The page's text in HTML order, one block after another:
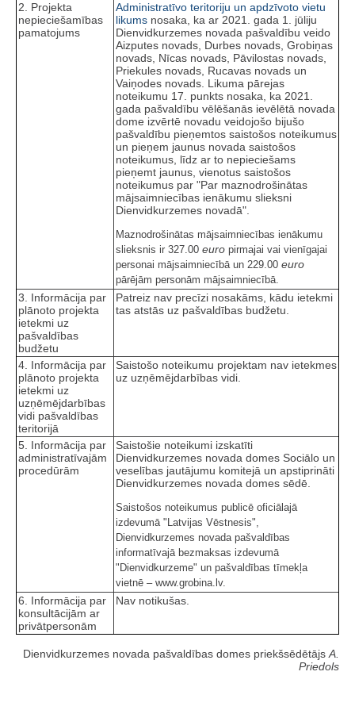
2. Projekta
nepieciešamības
pamatojums
Administratīvo teritoriju un apdzīvoto vietu
likums nosaka, ka ar 2021. gada 1. jūliju
Dienvidkurzemes novada pašvaldību veido
Aizputes novads, Durbes novads, Grobiņas
novads, Nīcas novads, Pāvilostas novads,
Priekules novads, Rucavas novads un
Vaiņodes novads. Likuma pārejas
noteikumu 17. punkts nosaka, ka 2021.
gada pašvaldību vēlēšanās ievēlētā novada
dome izvērtē novadu veidojošo bijušo
pašvaldību pieņemtos saistošos noteikumus
un pieņem jaunus novada saistošos
noteikumus, līdz ar to nepieciešams
pieņemt jaunus, vienotus saistošos
noteikumus par "Par maznodrošinātas
mājsaimniecības ienākumu slieksni
Dienvidkurzemes novadā".
Maznodrošinātas mājsaimniecības ienākumu
slieksnis ir 327.00 euro pirmajai vai vienīgajai
personai mājsaimniecībā un 229.00 euro
pārējām personām mājsaimniecībā.
3. Informācija par
plānoto projekta
ietekmi uz
pašvaldības
budžetu
Patreiz nav precīzi nosakāms, kādu ietekmi
tas atstās uz pašvaldības budžetu.
4. Informācija par
plānoto projekta
ietekmi uz
uzņēmējdarbības
vidi pašvaldības
teritorijā
Saistošo noteikumu projektam nav ietekmes
uz uzņēmējdarbības vidi.
5. Informācija par
administratīvajām
procedūrām
Saistošie noteikumi izskatīti
Dienvidkurzemes novada domes Sociālo un
veselības jautājumu komitejā un apstiprināti
Dienvidkurzemes novada domes sēdē.
Saistošos noteikumus publicē oficiālajā
izdevumā "Latvijas Vēstnesis",
Dienvidkurzemes novada pašvaldības
informatīvajā bezmaksas izdevumā
"Dienvidkurzeme" un pašvaldības tīmekļa
vietnē – www.grobina.lv.
6. Informācija par
konsultācijām ar
privātpersonām
Nav notikušas.
Dienvidkurzemes novada pašvaldības domes priekšsēdētājs A.
Priedols